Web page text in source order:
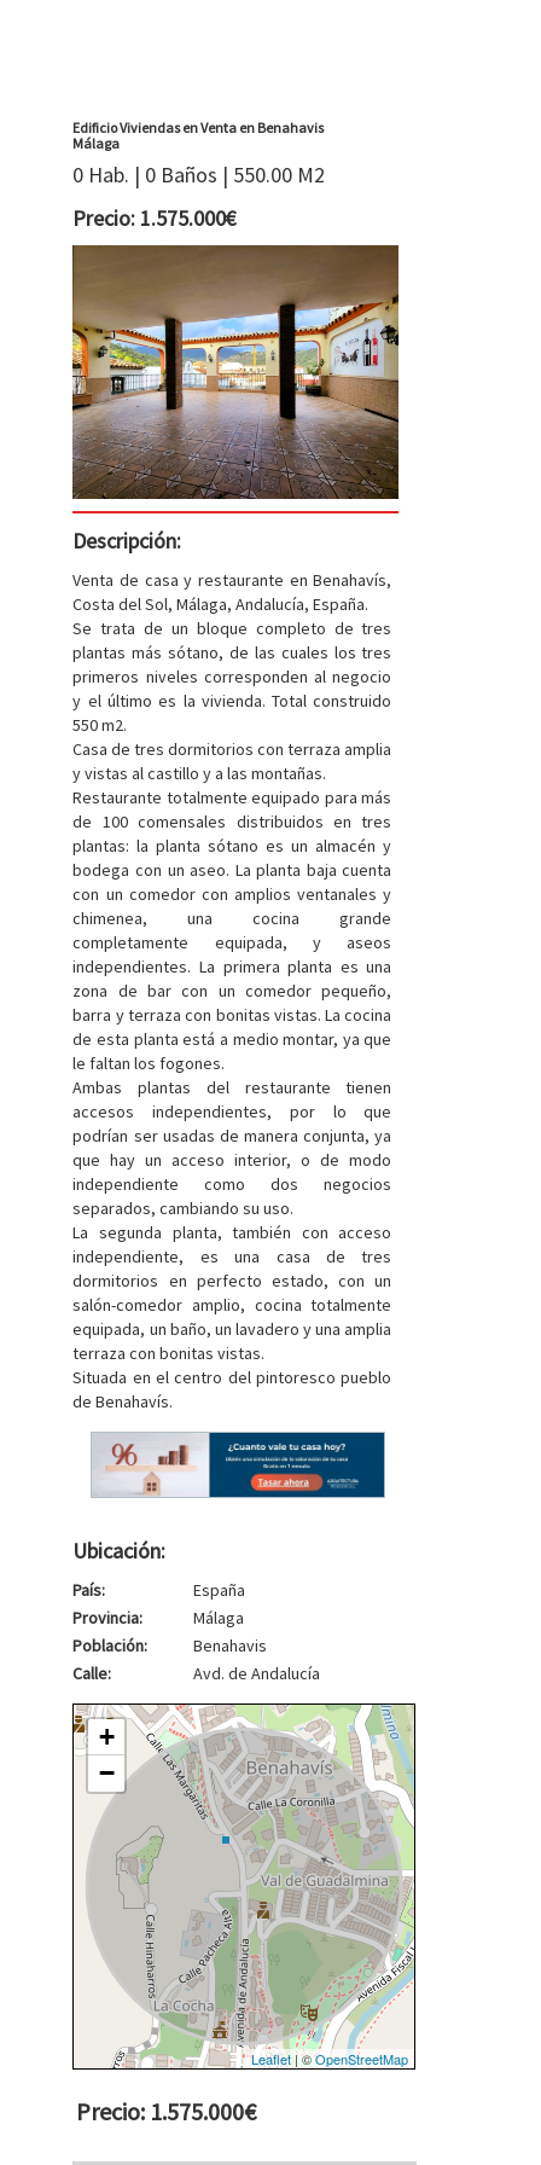
Edificio Viviendas en Venta en Benahavis
Málaga
0 Hab. | 0 Baños | 550.00 M2
Precio: 1.575.000€
Descripción:
Venta de casa y restaurante en Benahavís,
Costa del Sol, Málaga, Andalucía, España.
Se trata de un bloque completo de tres
plantas más sótano, de las cuales los tres
primeros niveles corresponden al negocio
y el último es la vivienda. Total construido
550 m2.
Casa de tres dormitorios con terraza amplia
y vistas al castillo y a las montañas.
Restaurante totalmente equipado para más
de 100 comensales distribuidos en tres
plantas: la planta sótano es un almacén y
bodega con un aseo. La planta baja cuenta
con un comedor con amplios ventanales y
chimenea, una cocina grande
completamente equipada, y aseos
independientes. La primera planta es una
zona de bar con un comedor pequeño,
barra y terraza con bonitas vistas. La cocina
de esta planta está a medio montar, ya que
le faltan los fogones.
Ambas plantas del restaurante tienen
accesos independientes, por lo que
podrían ser usadas de manera conjunta, ya
que hay un acceso interior, o de modo
independiente como dos negocios
separados, cambiando su uso.
La segunda planta, también con acceso
independiente, es una casa de tres
dormitorios en perfecto estado, con un
salón-comedor amplio, cocina totalmente
equipada, un baño, un lavadero y una amplia
terraza con bonitas vistas.
Situada en el centro del pintoresco pueblo
de Benahavís.
Ubicación:
País:
España
Provincia:
Málaga
Población:
Benahavis
Calle:
Avd. de Andalucía
+
−
Leaflet | ©OpenStreetMap
Precio: 1.575.000€